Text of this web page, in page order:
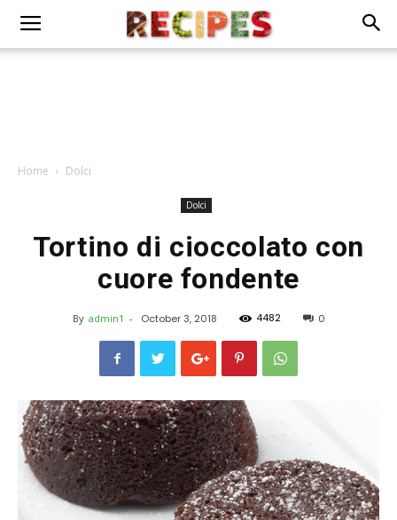
Home Dolci
Dolci
Tortino di cioccolato con
cuore fondente
By admin1 - October 3, 2018 4482 0